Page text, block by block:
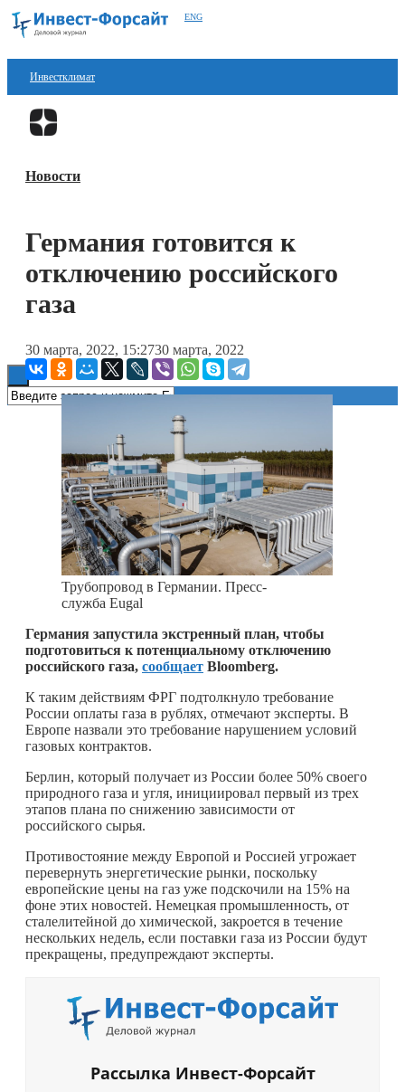
ENG
Инвестклимат
Финансы
Блокчейн
Технологии
Новости
Германия готовится к
отключению российского
газа
30 марта, 2022, 15:2730 марта, 2022
Трубопровод в Германии. Пресс-
служба Eugal
Германия запустила экстренный план, чтобы
подготовиться к потенциальному отключению
российского газа, сообщает Bloomberg.
К таким действиям ФРГ подтолкнуло требование
России оплаты газа в рублях, отмечают эксперты. В
Европе назвали это требование нарушением условий
газовых контрактов.
Берлин, который получает из России более 50% своего
природного газа и угля, инициировал первый из трех
этапов плана по снижению зависимости от
российского сырья.
Противостояние между Европой и Россией угрожает
перевернуть энергетические рынки, поскольку
европейские цены на газ уже подскочили на 15% на
фоне этих новостей. Немецкая промышленность, от
сталелитейной до химической, закроется в течение
нескольких недель, если поставки газа из России будут
прекращены, предупреждают эксперты.
Рассылка Инвест-Форсайт